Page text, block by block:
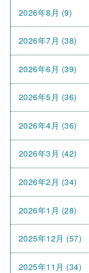
2026年8月 (9)
2026年7月 (38)
2026年6月 (39)
2026年5月 (36)
2026年4月 (36)
2026年3月 (42)
2026年2月 (34)
2026年1月 (28)
2025年12月 (57)
2025年11月 (34)